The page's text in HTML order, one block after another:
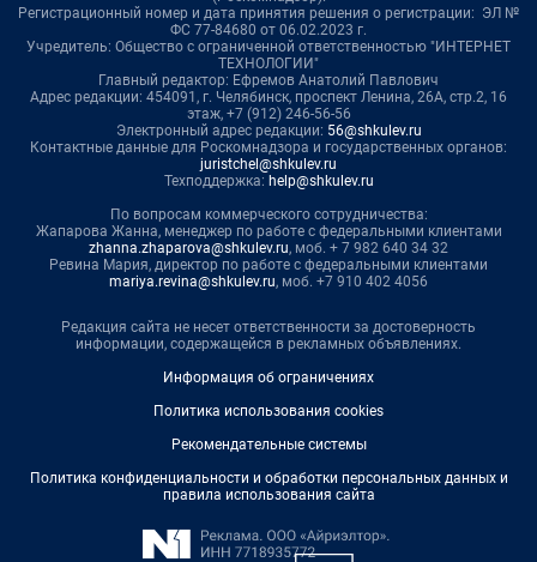
Регистрационный номер и дата принятия решения о регистрации: ЭЛ №
ФС 77-84680 от 06.02.2023 г.
Учредитель: Общество с ограниченной ответственностью "ИНТЕРНЕТ
ТЕХНОЛОГИИ"
Главный редактор: Ефремов Анатолий Павлович
Адрес редакции: 454091, г. Челябинск, проспект Ленина, 26А, стр.2, 16
этаж, +7 (912) 246-56-56
Электронный адрес редакции: 56@shkulev.ru
Контактные данные для Роскомнадзора и государственных органов:
juristchel@shkulev.ru
Техподдержка: help@shkulev.ru
По вопросам коммерческого сотрудничества:
Жапарова Жанна, менеджер по работе с федеральными клиентами
zhanna.zhaparova@shkulev.ru, моб. + 7 982 640 34 32
Ревина Мария, директор по работе с федеральными клиентами
mariya.revina@shkulev.ru, моб. +7 910 402 4056
Редакция сайта не несет ответственности за достоверность
информации, содержащейся в рекламных объявлениях.
Информация об ограничениях
Политика использования cookies
Рекомендательные системы
Политика конфиденциальности и обработки персональных данных и
правила использования сайта